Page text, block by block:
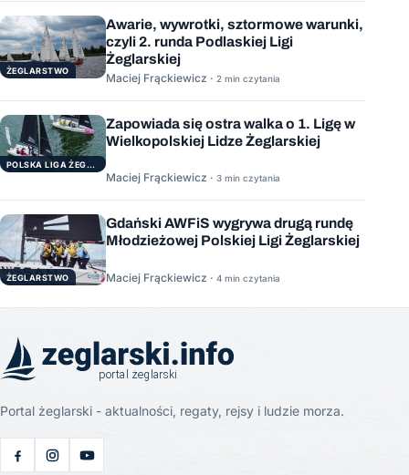
ŻEGLARSTWO
Awarie, wywrotki, sztormowe warunki,
czyli 2. runda Podlaskiej Ligi
Żeglarskiej
Maciej Frąckiewicz · 2 min czytania
POLSKA LIGA ŻEGLARSKA
Zapowiada się ostra walka o 1. Ligę w
Wielkopolskiej Lidze Żeglarskiej
Maciej Frąckiewicz · 3 min czytania
ŻEGLARSTWO
Gdański AWFiS wygrywa drugą rundę
Młodzieżowej Polskiej Ligi Żeglarskiej
Maciej Frąckiewicz · 4 min czytania
Portal żeglarski - aktualności, regaty, rejsy i ludzie morza.